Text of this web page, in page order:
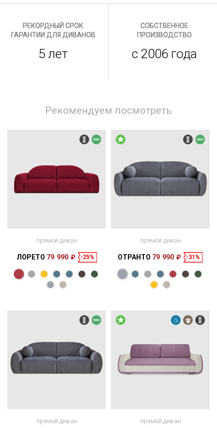
РЕКОРДНЫЙ СРОК
ГАРАНТИИ ДЛЯ ДИВАНОВ
5 лет
СОБСТВЕННОЕ
ПРОИЗВОДСТВО
с 2006 года
Рекомендуем посмотреть
Размеры
Спальное
прямой диван
ЛОРЕТО 79 990 ₽ -25%
Размеры
Спальное
прямой диван
ОТРАНТО 79 990 ₽ -31%
прямой диван прямой диван